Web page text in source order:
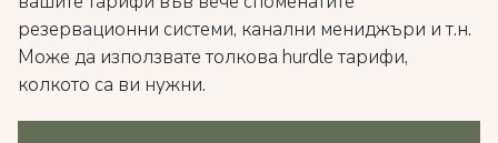
резервационни системи, канални мениджъри и т.н.
Може да използвате толкова hurdle тарифи,
колкото са ви нужни.